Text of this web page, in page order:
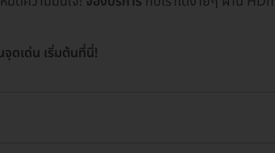
ดเด่น เริ่มต้นที่นี่!